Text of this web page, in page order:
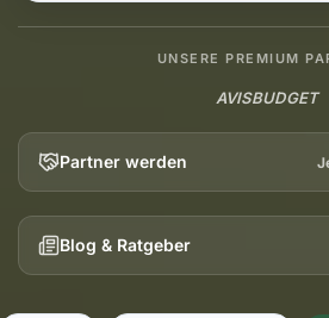
UNSERE PREMIUM
AVISBUDGET
Partner werden
Blog & Ratgeber